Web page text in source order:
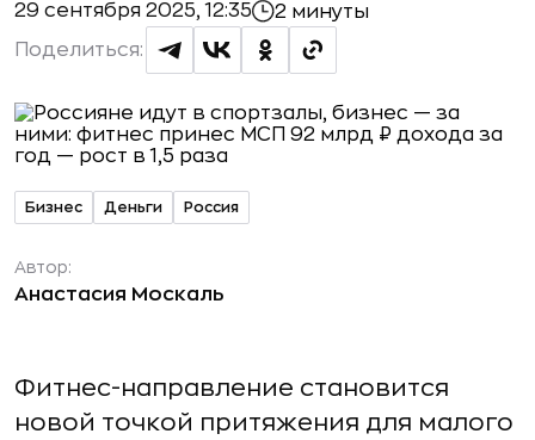
29 сентября 2025, 12:35 2 минуты
Поделиться:
Бизнес Деньги Россия
Автор:
Анастасия Москаль
Фитнес-направление становится
новой точкой притяжения для малого